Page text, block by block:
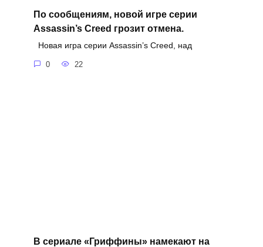
По сообщениям, новой игре серии
Assassin’s Creed грозит отмена.
Новая игра серии Assassin’s Creed, над
0 22
В сериале «Гриффины» намекают на